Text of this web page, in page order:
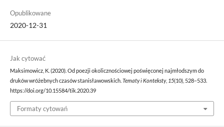
Opublikowane
2020-12-31
Jak cytować
Maksimowicz, K. (2020). Od poezji okolicznościowej poświęconej najmłodszym do
druków wróżebnych czasów stanisławowskich. Tematy i Konteksty, 15(10), 528–533.
https://doi.org/10.15584/tik.2020.39
Formaty cytowań